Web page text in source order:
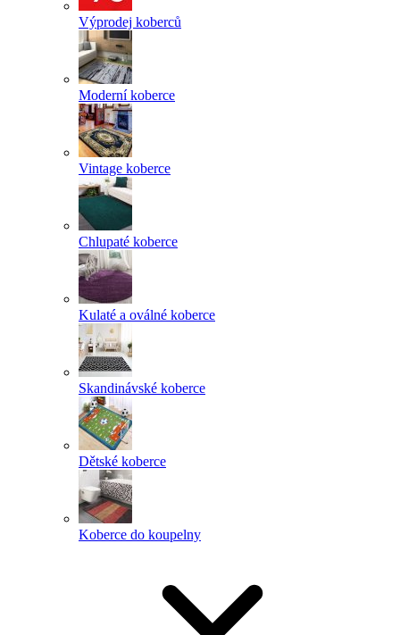
Výprodej koberců
Moderní koberce
Vintage koberce
Chlupaté koberce
Kulaté a oválné koberce
Skandinávské koberce
Dětské koberce
Koberce do koupelny